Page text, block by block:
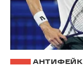
АНТИФЕЙК